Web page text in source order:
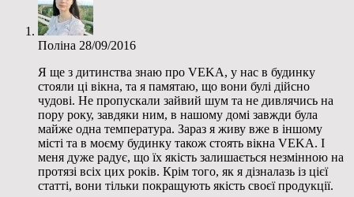
Поліна 28/09/2016
Я ще з дитинства знаю про VEKA, у нас в будинку
стояли ці вікна, та я памятаю, що вони булі дійсно
чудові. Не пропускали зайвий шум та не дивлячись на
пору року, завдяки ним, в нашому домі завжди була
майже одна температура. Зараз я живу вже в іншому
місті та в моєму будинку також стоять вікна VEKA. І
меня дуже радує, що їх якість залишається незмінною на
протязі всіх цих років. Крім того, як я дізналазь із цієї
статті, вони тільки покращують якість своєї продукції.